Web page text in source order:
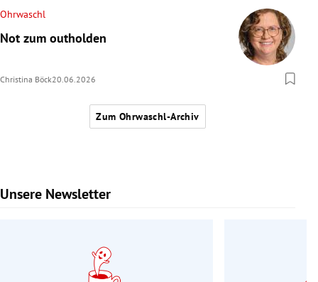
Ohrwaschl
Not zum outholden
Christina Böck20.06.2026
Zum Ohrwaschl-Archiv
Unsere Newsletter
Slide 1 von 9